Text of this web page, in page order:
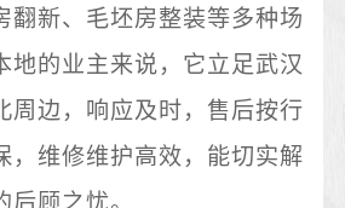
翻新、毛坯房整装等多种场
地的业主来说，它立足武汉
周边，响应及时，售后按行
，维修维护高效，能切实解
顾之忧。